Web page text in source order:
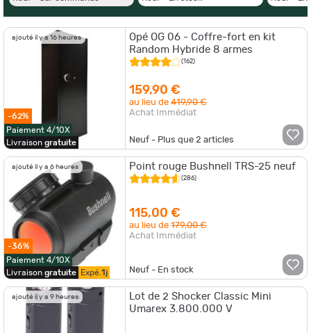
ajouté il y a 16 heures
-62%
Paiement 4/10X
Livraison gratuite
Opé OG 06 - Coffre-fort en kit
Random Hybride 8 armes
(162)
159,90 €
au lieu de419,90 €
Achat Immédiat
Neuf - Plus que2 articles
ajouté il y a 6 heures
-36%
Paiement 4/10X
Livraison gratuite Expé. 1j
Point rouge Bushnell TRS-25 neuf
(286)
115,00 €
au lieu de179,00 €
Achat Immédiat
Neuf - En stock
ajouté il y a 9 heures
Lot de 2 Shocker Classic Mini
Umarex 3.800.000 V